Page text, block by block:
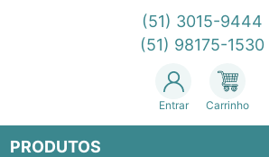
(51) 3015-9444
(51) 98175-1530
Entrar Carrinho
PRODUTOS